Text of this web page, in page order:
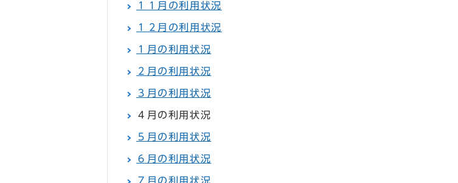
１１月の利用状況
１２月の利用状況
１月の利用状況
２月の利用状況
３月の利用状況
４月の利用状況
５月の利用状況
６月の利用状況
７月の利用状況